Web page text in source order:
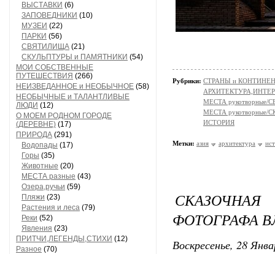
ВЫСТАВКИ (6)
ЗАПОВЕДНИКИ (10)
МУЗЕИ (22)
ПАРКИ (56)
СВЯТИЛИЩА (21)
СКУЛЬПТУРЫ и ПАМЯТНИКИ (54)
МОИ СОБСТВЕННЫЕ
ПУТЕШЕСТВИЯ (266)
НЕИЗВЕДАННОЕ и НЕОБЫЧНОЕ (58)
НЕОБЫЧНЫЕ и ТАЛАНТЛИВЫЕ
ЛЮДИ (12)
О МОЕМ РОДНОМ ГОРОДЕ
(ДЕРЕВНЕ) (17)
ПРИРОДА (291)
Водопады (17)
Горы (35)
Животные (20)
МЕСТА разные (43)
Озера,ручьи (59)
Пляжи (23)
Растения и леса (79)
Реки (52)
Явления (23)
ПРИТЧИ,ЛЕГЕНДЫ,СТИХИ (12)
Разное (70)
Рубрики: СТРАНЫ и
МЕСТА
МЕСТА
ИСТОРИЯ
Метки: азия архитектура
ФОТОГРАФА
Воскресенье, 28